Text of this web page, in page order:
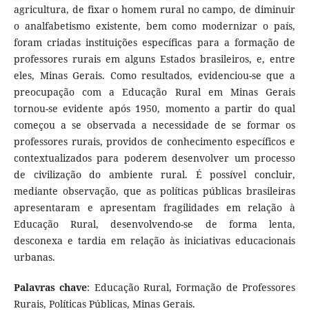
agricultura, de fixar o homem rural no campo, de diminuir
o analfabetismo existente, bem como modernizar o país,
foram criadas instituições específicas para a formação de
professores rurais em alguns Estados brasileiros, e, entre
eles, Minas Gerais. Como resultados, evidenciou-se que a
preocupação com a Educação Rural em Minas Gerais
tornou-se evidente após 1950, momento a partir do qual
começou a se observada a necessidade de se formar os
professores rurais, providos de conhecimento específicos e
contextualizados para poderem desenvolver um processo
de civilização do ambiente rural. É possível concluir,
mediante observação, que as políticas públicas brasileiras
apresentaram e apresentam fragilidades em relação à
Educação Rural, desenvolvendo-se de forma lenta,
desconexa e tardia em relação às iniciativas educacionais
urbanas.
Palavras chave: Educação Rural, Formação de Professores
Rurais, Políticas Públicas, Minas Gerais.